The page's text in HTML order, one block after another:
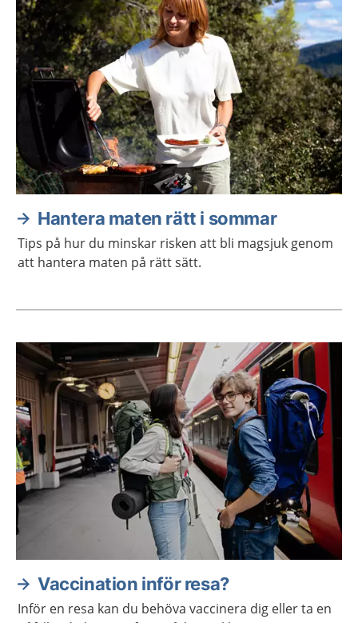
Hantera maten rätt i sommar
Tips på hur du minskar risken att bli magsjuk genom
att hantera maten på rätt sätt.
Aktuella artiklar
Vaccination inför resa?
Inför en resa kan du behöva vaccinera dig eller ta en